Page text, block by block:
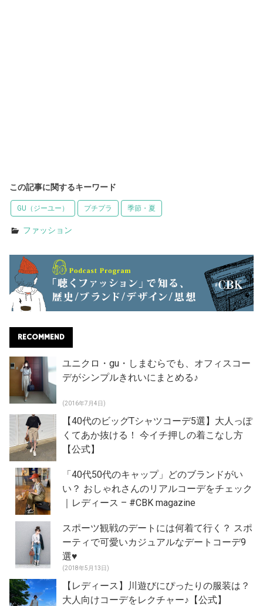
この記事に関するキーワード
GU（ジーユー） プチプラ 季節・夏
ファッション
RECOMMEND
ユニクロ・gu・しまむらでも、オフィスコー
デがシンプルきれいにまとめる♪
(2016年7月4日)
【40代のビッグTシャツコーデ5選】大人っぽ
くてあか抜ける！ 今イチ押しの着こなし方
【公式】
「40代50代のキャップ」どのブランドがい
い？ おしゃれさんのリアルコーデをチェック
｜レディース – #CBK magazine
スポーツ観戦のデートには何着て行く？ スポ
ーティで可愛いカジュアルなデートコーデ9
選♥
(2018年5月13日)
【レディース】川遊びにぴったりの服装は？
大人向けコーデをレクチャー♪【公式】